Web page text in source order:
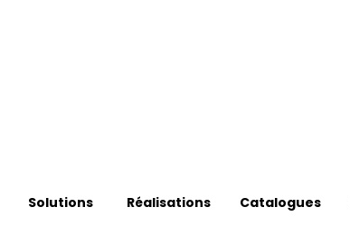
Solutions Réalisations Catalogues